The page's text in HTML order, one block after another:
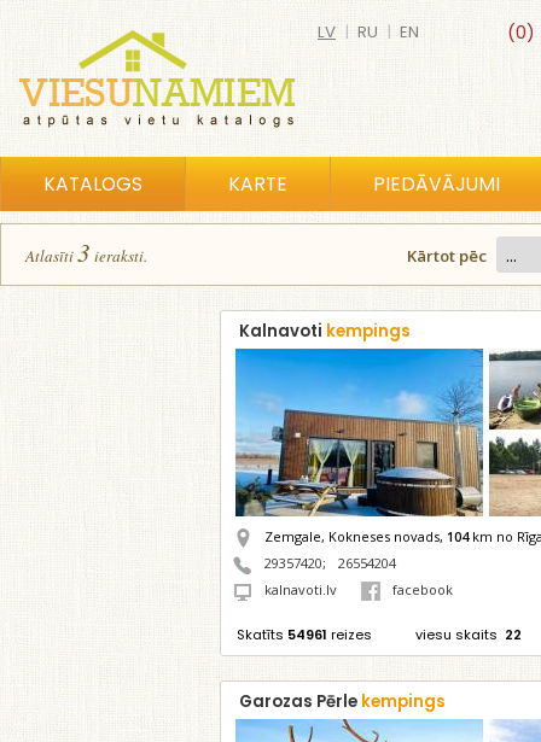
(0)
LV | RU | EN
KATALOGS KARTE PIEDĀVĀJUMI
Atlasīti3 ieraksti. Kārtot pēc
Kalnavoti kempings
Zemgale, Kokneses novads, 104km no
29357420;
26554204
kalnavoti.lv
facebook
Skatīts 54961 reizes viesu skaits 22
Garozas Pērle kempings